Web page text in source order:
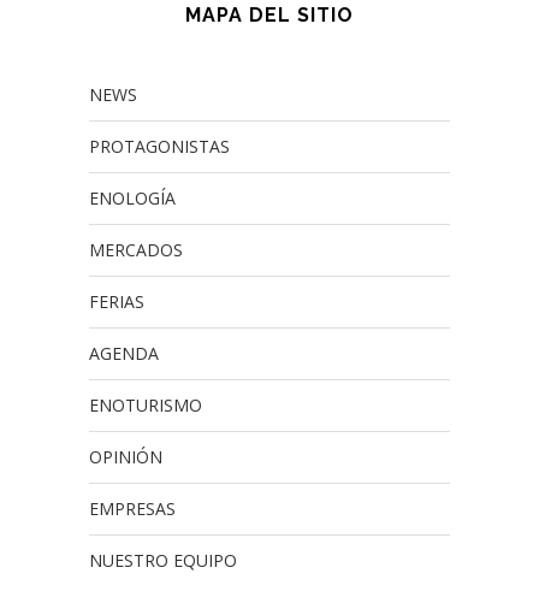
MAPA DEL SITIO
NEWS
PROTAGONISTAS
ENOLOGÍA
MERCADOS
FERIAS
AGENDA
ENOTURISMO
OPINIÓN
EMPRESAS
NUESTRO EQUIPO